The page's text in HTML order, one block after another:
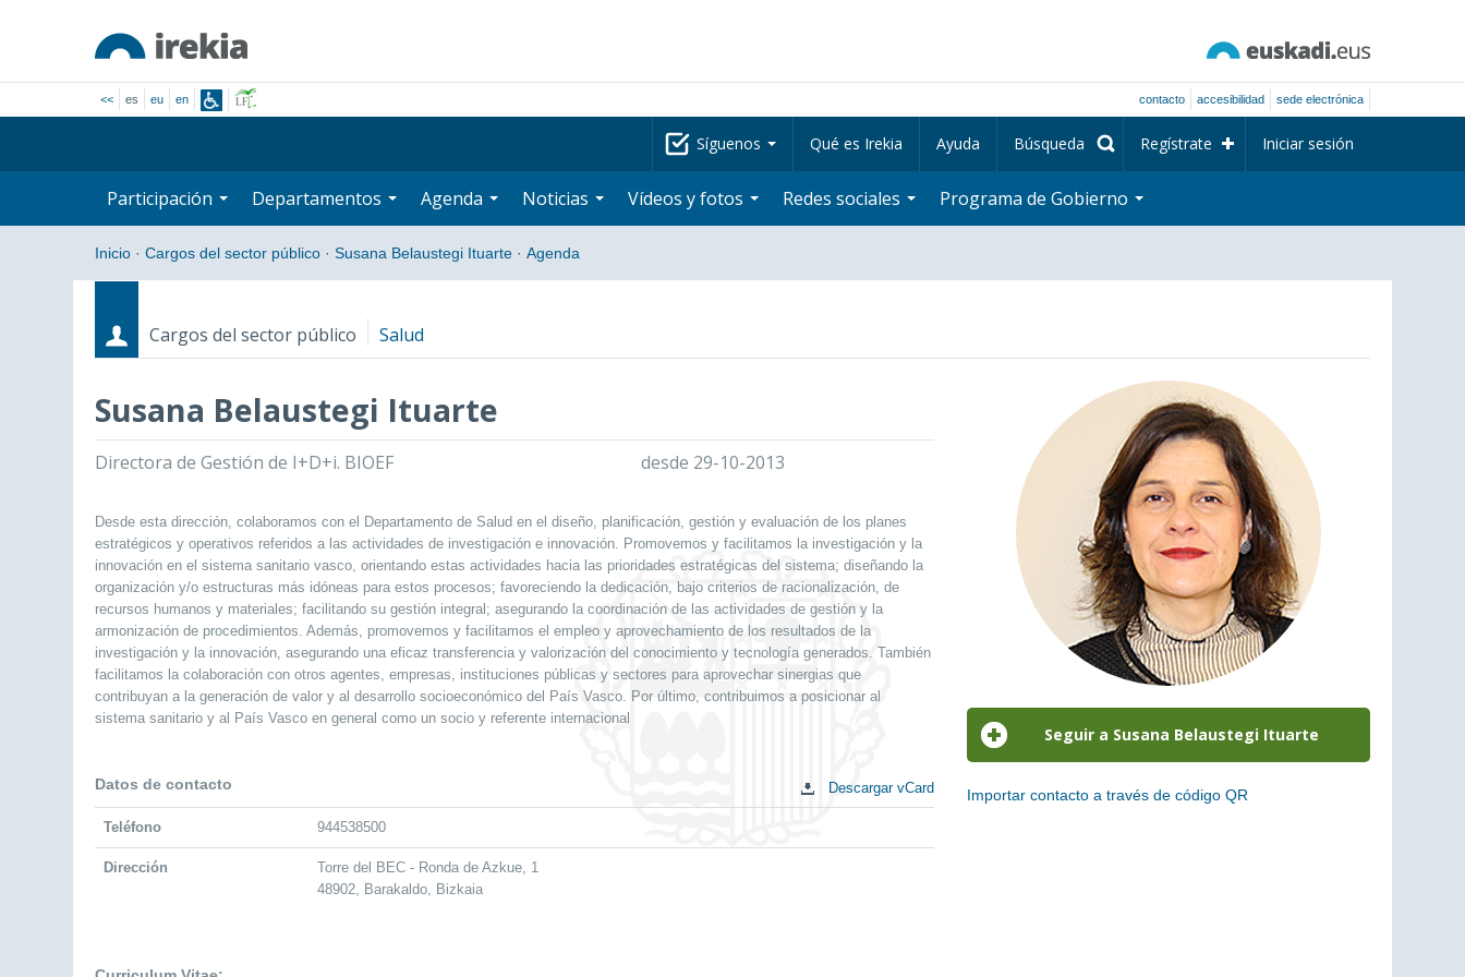
<< es eu en contacto accesibilidad sede electrónica
Síguenos Qué es Irekia Ayuda Búsqueda Regístrate Iniciar sesión
Participación Departamentos Agenda Noticias Vídeos y fotos Redes sociales Programa de Gobierno
Inicio · Cargos del sector público · Susana Belaustegi Ituarte · Agenda
Cargos del sector público Salud
Susana Belaustegi Ituarte
CargosFecha de inicio - Fecha fin
Directora de Gestión de I+D+i. BIOEF desde 29-10-2013
Desde esta dirección, colaboramos con el Departamento de Salud en el diseño, planificación, gestión y evaluación de los planes
estratégicos y operativos referidos a las actividades de investigación e innovación. Promovemos y facilitamos la investigación y la
innovación en el sistema sanitario vasco, orientando estas actividades hacia las prioridades estratégicas del sistema; diseñando la
organización y/o estructuras más idóneas para estos procesos; favoreciendo la dedicación, bajo criterios de racionalización, de
recursos humanos y materiales; facilitando su gestión integral; asegurando la coordinación de las actividades de gestión y la
armonización de procedimientos. Además, promovemos y facilitamos el empleo y aprovechamiento de los resultados de la
investigación y la innovación, asegurando una eficaz transferencia y valorización del conocimiento y tecnología generados. También
facilitamos la colaboración con otros agentes, empresas, instituciones públicas y sectores para aprovechar sinergias que
contribuyan a la generación de valor y al desarrollo socioeconómico del País Vasco. Por último, contribuimos a posicionar al
sistema sanitario y al País Vasco en general como un socio y referente internacional
Datos de contacto Descargar vCard
Teléfono 944538500
Dirección
Torre del BEC - Ronda de Azkue, 1
48902, Barakaldo, Bizkaia
Importar contacto a través de código QR